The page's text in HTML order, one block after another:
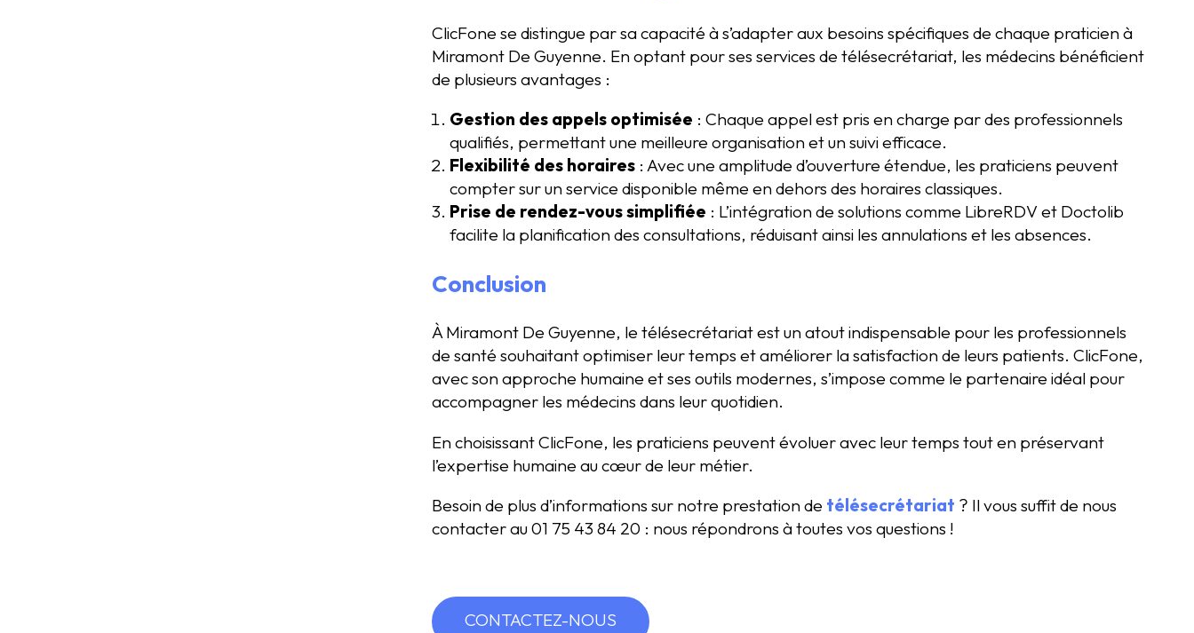
ClicFone se distingue par sa capacité à s’adapter aux besoins spécifiques de chaque praticien à
Miramont De Guyenne. En optant pour ses services de télésecrétariat, les médecins bénéficient
de plusieurs avantages :
Gestion des appels optimisée : Chaque appel est pris en charge par des professionnels
qualifiés, permettant une meilleure organisation et un suivi efficace.
Flexibilité des horaires : Avec une amplitude d’ouverture étendue, les praticiens peuvent
compter sur un service disponible même en dehors des horaires classiques.
Prise de rendez-vous simplifiée : L’intégration de solutions comme LibreRDV et Doctolib
facilite la planification des consultations, réduisant ainsi les annulations et les absences.
Conclusion
À Miramont De Guyenne, le télésecrétariat est un atout indispensable pour les professionnels
de santé souhaitant optimiser leur temps et améliorer la satisfaction de leurs patients. ClicFone,
avec son approche humaine et ses outils modernes, s’impose comme le partenaire idéal pour
accompagner les médecins dans leur quotidien.
En choisissant ClicFone, les praticiens peuvent évoluer avec leur temps tout en préservant
l’expertise humaine au cœur de leur métier.
Besoin de plus d’informations sur notre prestation de télésecrétariat ? Il vous suffit de nous
contacter au 01 75 43 84 20 : nous répondrons à toutes vos questions !
CONTACTEZ-NOUS